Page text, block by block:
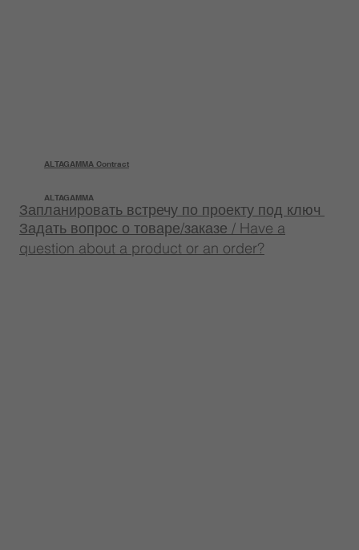
ALTAGAMMA
Задать вопрос о товаре/заказе / Have a
question about a product or an order?
ALTAGAMMA Contract
Запланировать встречу по проекту под ключ